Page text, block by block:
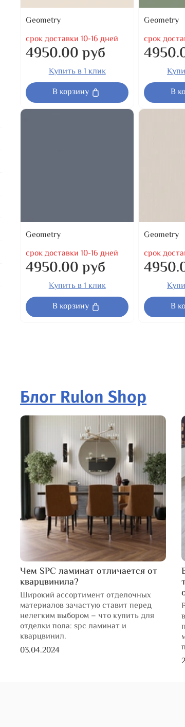
Geometry
срок доставки 10-16 дней
4950.00 руб
Купить в 1 клик
В корзину
Geometry
срок
В
Geometry
срок доставки 10-16 дней
4950.00 руб
Купить в 1 клик
В корзину
Geometry
срок
В
Блог Rulon Shop
Чем SPC ламинат отличается от
кварцвинила?
Широкий ассортимент отделочных
материалов зачастую ставит перед
нелегким выбором – что купить для
отделки пола: spc ламинат и
кварцвинил.
03.04.2024